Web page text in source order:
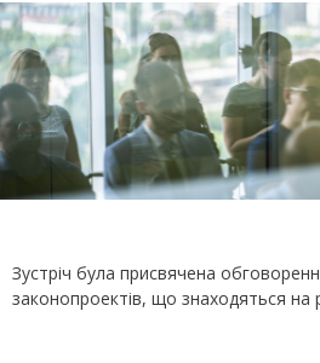
Зустріч була присвячена
законопроектів, що знаходяться на